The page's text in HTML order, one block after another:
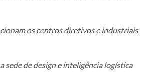
os centros diretivos e industriais
sede de design e inteligência logística